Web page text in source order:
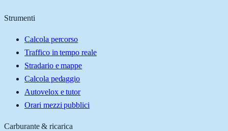
Strumenti
Calcola percorso
Traffico in tempo reale
Stradario e mappe
Calcola pedaggio
Autovelox e tutor
Orari mezzi pubblici
Carburante & ricarica